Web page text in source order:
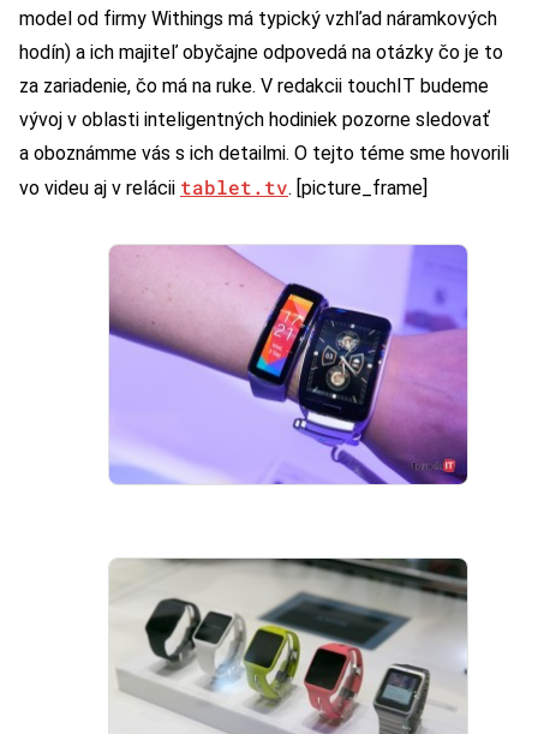
model od firmy Withings má typický vzhľad náramkových
hodín) a ich majiteľ obyčajne odpovedá na otázky čo je to
za zariadenie, čo má na ruke. V redakcii touchIT budeme
vývoj v oblasti inteligentných hodiniek pozorne sledovať
a oboznámme vás s ich detailmi. O tejto téme sme hovorili
vo videu aj v relácii tablet.tv. [picture_frame]